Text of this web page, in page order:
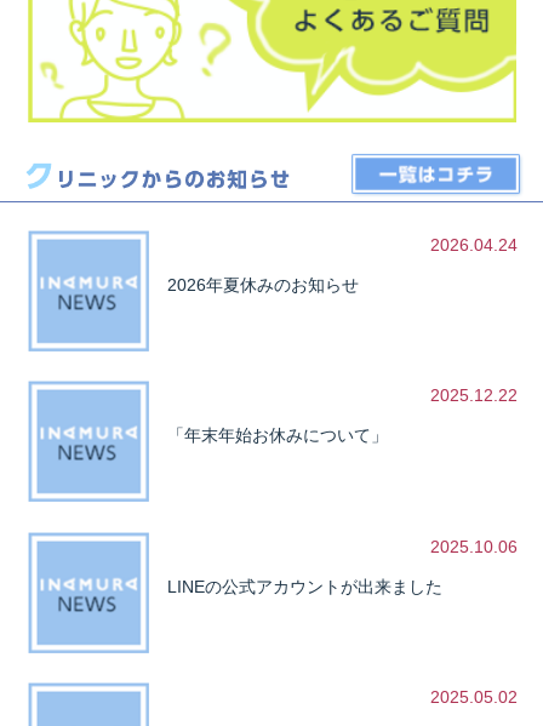
2026.04.24
2026年夏休みのお知らせ
2025.12.22
「年末年始お休みについて」
2025.10.06
LINEの公式アカウントが出来ました
2025.05.02